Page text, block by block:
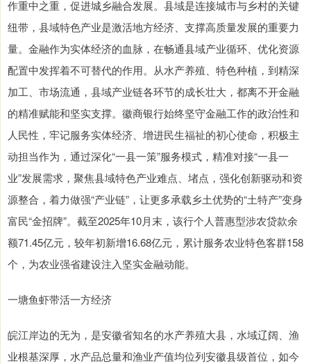
作重中之重，促进城乡融合发展。县域是连接城市与乡村的关键
纽带，县域特色产业是激活地方经济、支撑高质量发展的重要力
量。金融作为实体经济的血脉，在畅通县域产业循环、优化资源
配置中发挥着不可替代的作用。从水产养殖、特色种植，到精深
加工、市场流通，县域产业链各环节的成长壮大，都离不开金融
的精准赋能和坚实支撑。徽商银行始终坚守金融工作的政治性和
人民性，牢记服务实体经济、增进民生福祉的初心使命，积极主
动担当作为，通过深化“一县一策”服务模式，精准对接“一县一
业”发展需求，聚焦县域特色产业难点、堵点，强化创新驱动和资
源整合，着力做强“产业链”，让更多承载乡土优势的“土特产”变身
富民“金招牌”。截至2025年10月末，该行个人普惠型涉农贷款余
额71.45亿元，较年初新增16.68亿元，累计服务农业特色客群158
个，为农业强省建设注入坚实金融动能。
一塘鱼虾带活一方经济
皖江岸边的无为，是安徽省知名的水产养殖大县，水域辽阔、渔
业根基深厚，水产品总量和渔业产值均位列安徽县级首位，如今